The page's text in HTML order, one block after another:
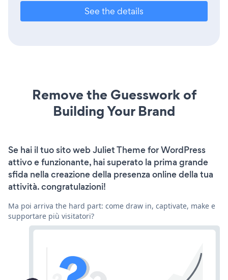
See the details
Remove the Guesswork of
Building Your Brand
Se hai il tuo sito web Juliet Theme for WordPress
attivo e funzionante, hai superato la prima grande
sfida nella creazione della presenza online della tua
attività. congratulazioni!
Ma poi arriva the hard part: come draw in, captivate, make e
supportare più visitatori?